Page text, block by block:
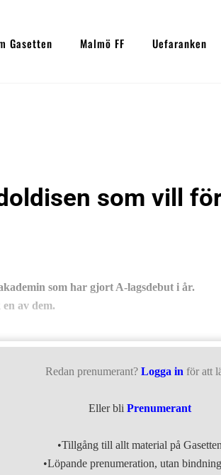
Gasetten Malmö FF Uefaranken
som vill
som har gjort A-lagsdebut i år.
av dem.
Redan prenumerant? Logga in för att
Eller bliPrenumerant
•Tillgång till allt material på Gasetten
•Löpande prenumeration, utan